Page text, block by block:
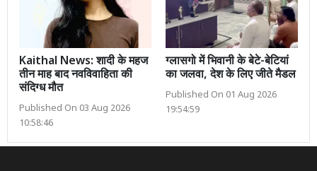
Kaithal News: शादी के महज
तीन माह बाद नवविवाहिता की
संदिग्ध मौत
Published On 03 Aug 2026
10:58:46
ग्लासगो में भिवानी के बेटे-बेटियां
का जलवा, देश के लिए जीते मैडल
Published On 01 Aug 2026
19:54:59